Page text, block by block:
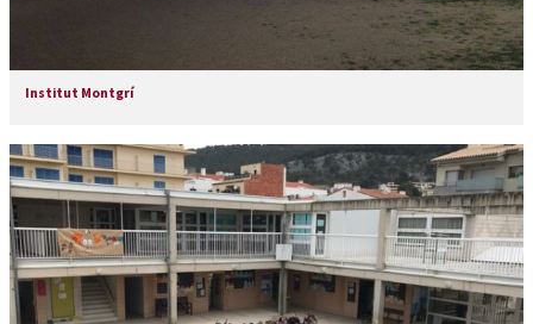
Institut Montgrí